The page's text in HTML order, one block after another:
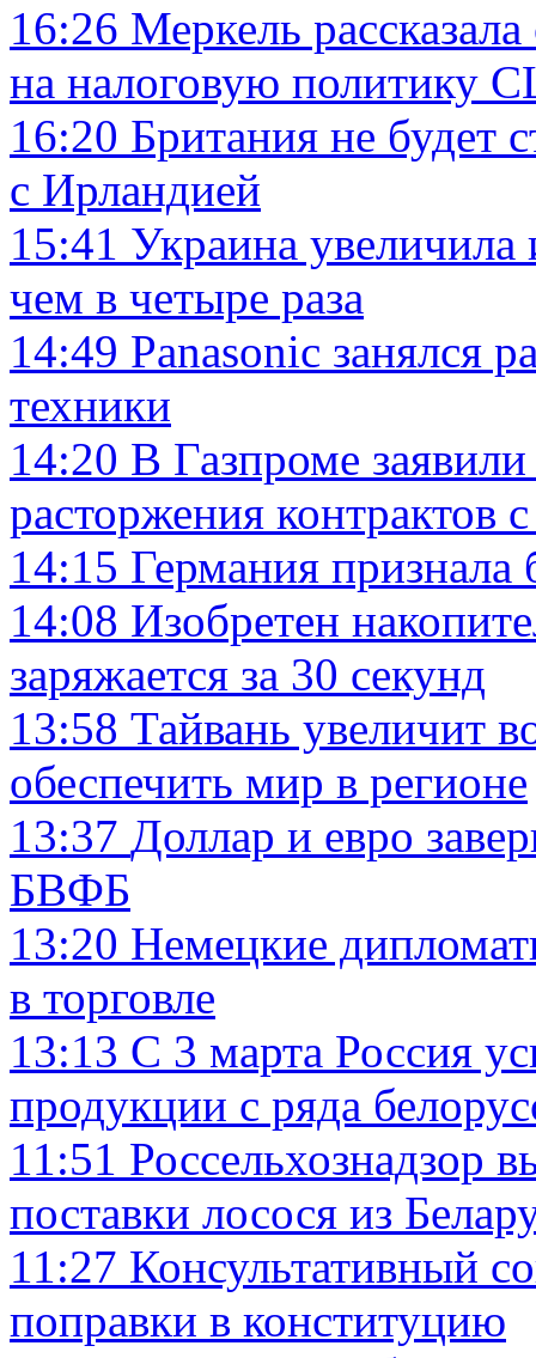
16:26 Меркель
на налоговую политику
16:20 Британия не будет
с Ирландией
15:41 Украина увеличила
чем в четыре раза
14:49 Panasonic занялся
техники
14:20 В Газпроме
расторжения контрактов
14:15 Германия
14:08 Изобретен
заряжается за 30 секунд
13:58 Тайвань увеличит
обеспечить мир в регионе
13:37 Доллар и евро
БВФБ
13:20 Немецкие
в торговле
13:13 С 3 марта Россия
продукции с ряда
11:51 Россельхознадзор
поставки лосося из
11:27 Консультативный
поправки в конституцию